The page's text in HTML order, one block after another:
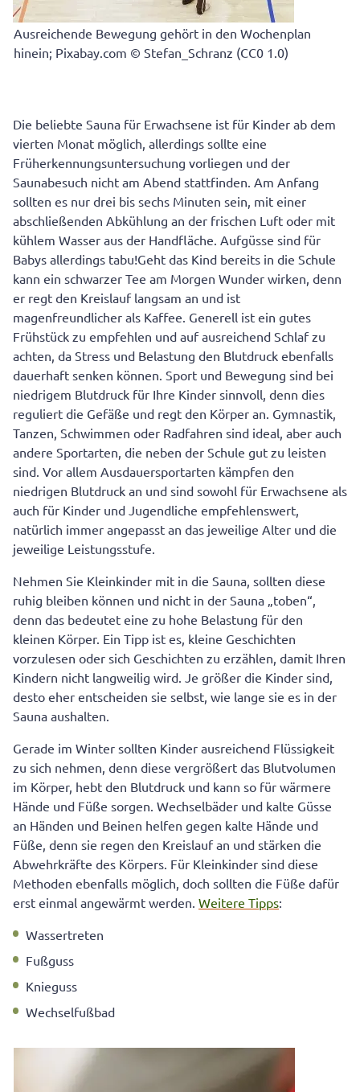
Ausreichende Bewegung gehört in den Wochenplan
hinein; Pixabay.com © Stefan_Schranz (CC0 1.0)
Die beliebte Sauna für Erwachsene ist für Kinder ab dem
vierten Monat möglich, allerdings sollte eine
Früherkennungsuntersuchung vorliegen und der
Saunabesuch nicht am Abend stattfinden. Am Anfang
sollten es nur drei bis sechs Minuten sein, mit einer
abschließenden Abkühlung an der frischen Luft oder mit
kühlem Wasser aus der Handfläche. Aufgüsse sind für
Babys allerdings tabu!Geht das Kind bereits in die Schule
kann ein schwarzer Tee am Morgen Wunder wirken, denn
er regt den Kreislauf langsam an und ist
magenfreundlicher als Kaffee. Generell ist ein gutes
Frühstück zu empfehlen und auf ausreichend Schlaf zu
achten, da Stress und Belastung den Blutdruck ebenfalls
dauerhaft senken können. Sport und Bewegung sind bei
niedrigem Blutdruck für Ihre Kinder sinnvoll, denn dies
reguliert die Gefäße und regt den Körper an. Gymnastik,
Tanzen, Schwimmen oder Radfahren sind ideal, aber auch
andere Sportarten, die neben der Schule gut zu leisten
sind. Vor allem Ausdauersportarten kämpfen den
niedrigen Blutdruck an und sind sowohl für Erwachsene als
auch für Kinder und Jugendliche empfehlenswert,
natürlich immer angepasst an das jeweilige Alter und die
jeweilige Leistungsstufe.
Nehmen Sie Kleinkinder mit in die Sauna, sollten diese
ruhig bleiben können und nicht in der Sauna „toben“,
denn das bedeutet eine zu hohe Belastung für den
kleinen Körper. Ein Tipp ist es, kleine Geschichten
vorzulesen oder sich Geschichten zu erzählen, damit Ihren
Kindern nicht langweilig wird. Je größer die Kinder sind,
desto eher entscheiden sie selbst, wie lange sie es in der
Sauna aushalten.
Gerade im Winter sollten Kinder ausreichend Flüssigkeit
zu sich nehmen, denn diese vergrößert das Blutvolumen
im Körper, hebt den Blutdruck und kann so für wärmere
Hände und Füße sorgen. Wechselbäder und kalte Güsse
an Händen und Beinen helfen gegen kalte Hände und
Füße, denn sie regen den Kreislauf an und stärken die
Abwehrkräfte des Körpers. Für Kleinkinder sind diese
Methoden ebenfalls möglich, doch sollten die Füße dafür
erst einmal angewärmt werden. Weitere Tipps:
Wassertreten
Fußguss
Knieguss
Wechselfußbad